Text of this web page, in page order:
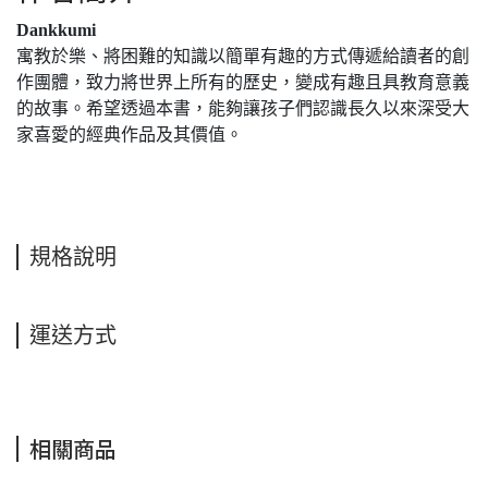
Dankkumi
寓教於樂、將困難的知識以簡單有趣的方式傳遞給讀者的創
作團體，致力將世界上所有的歷史，變成有趣且具教育意義
的故事。希望透過本書，能夠讓孩子們認識長久以來深受大
家喜愛的經典作品及其價值。
規格說明
運送方式
相關商品